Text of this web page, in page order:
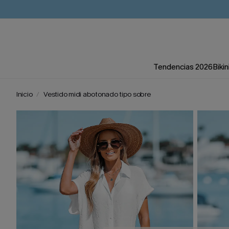
Tendencias 2026
Inicio Vestido midi abotonado tipo sobre